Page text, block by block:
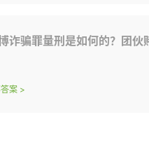
诈骗罪量刑是如何的？团伙
案 >